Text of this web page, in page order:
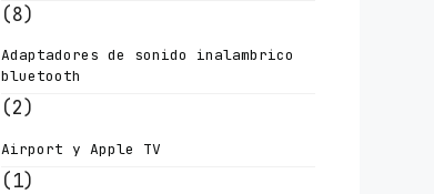
(8)
Adaptadores de sonido inalambrico
bluetooth
(2)
Airport y Apple TV
(1)